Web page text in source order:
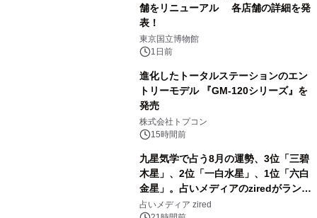
舗をリニューアル 各店舗の詳細を発
表！
東京国立博物館
1日前
進化したトータルステーションのエン
トリーモデル 『GM-120シリーズ』を
発売
株式会社トプコン
15時間前
九星気学で占う8月の運勢、3位「三碧
木星」、2位「一白水星」、1位「六白
金星」。占いメディアのziredがランキ
ングを発表
占いメディア zired